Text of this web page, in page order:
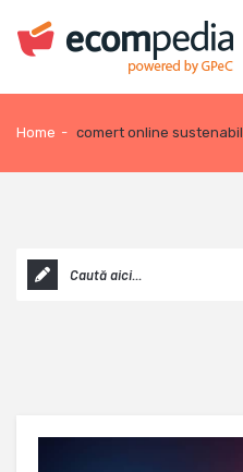
Home - comert online sustenabil